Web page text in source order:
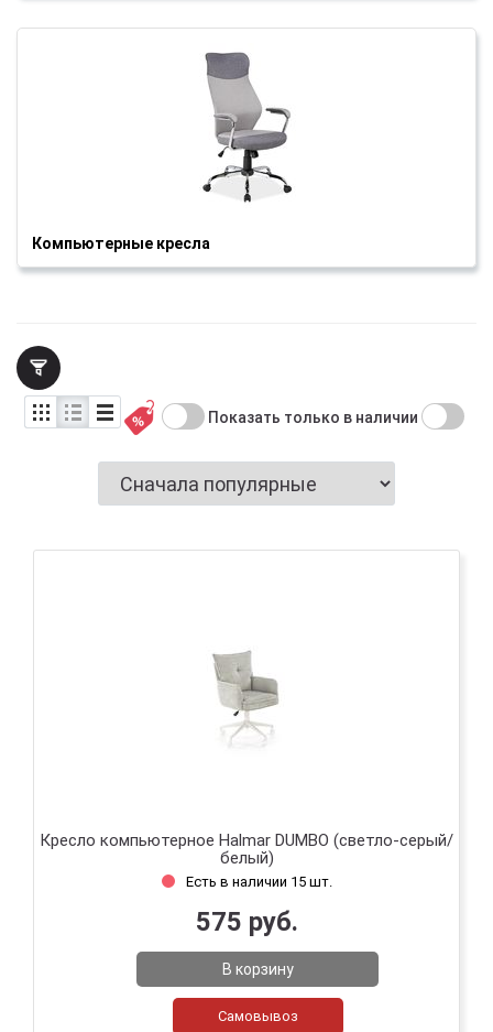
Компьютерные кресла
Показать только в наличии
Кресло компьютерное Halmar DUMBO (светло-серый/
белый)
Есть в наличии 15 шт.
575 руб.
В корзину
Самовывоз